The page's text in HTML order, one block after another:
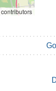
contributors